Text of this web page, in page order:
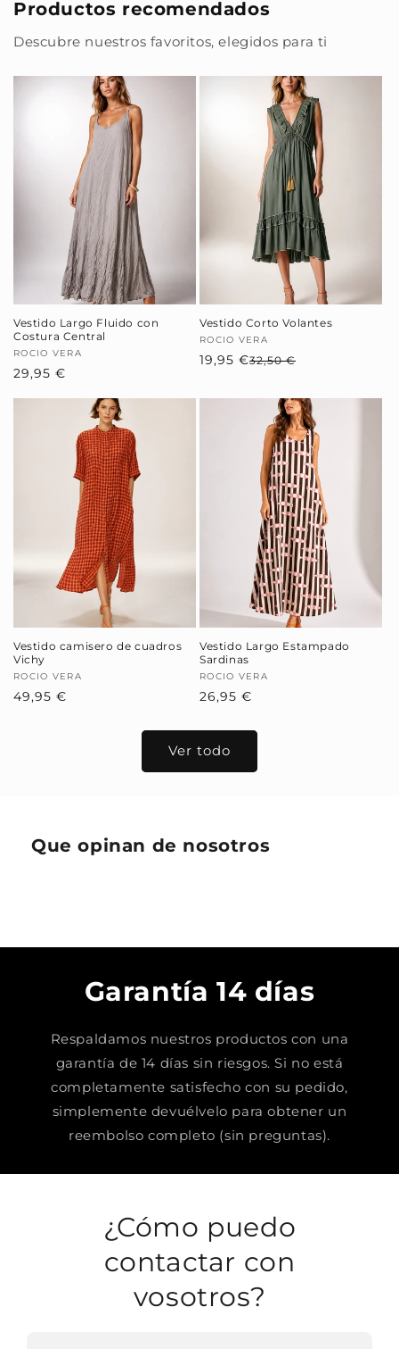
Productos recomendados
Descubre nuestros favoritos, elegidos para ti
Vestido Largo Fluido con
Costura Central
Proveedor:
ROCIO VERA
Precio
29,95 €
Vestido Corto Volantes
Proveedor:
ROCIO VERA
32,50 €
oferta
19,95 €
Vestido camisero de cuadros
Vichy
Proveedor:
ROCIO VERA
Precio
49,95 €
Vestido Largo Estampado
Sardinas
Proveedor:
ROCIO VERA
Precio
26,95 €
Ver todo
Que opinan de nosotros
Garantía 14 días
Respaldamos nuestros productos con una
garantía de 14 días sin riesgos. Si no está
completamente satisfecho con su pedido,
simplemente devuélvelo para obtener un
reembolso completo (sin preguntas).
¿Cómo puedo
contactar con
vosotros?